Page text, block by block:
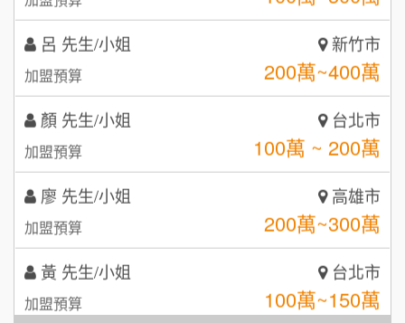
6 鼎威維修
7 88thai發發泰-泰式飯行家
8 呷尚寶
9 SHARE TEA歇腳亭
10 TEA TOP台灣第一味
呂 先生/小姐 新竹市
加盟預算 200萬~400萬
顏 先生/小姐 台北市
加盟預算 100萬 ~ 200萬
廖 先生/小姐 高雄市
加盟預算 200萬~300萬
黃 先生/小姐 台北市
加盟預算 100萬~150萬
【曉妍美妝】誠徵行政櫃檯
自助洗衣店誠徵代洗收送人員(台中市)
MUSHEN徵SPA美容芳療師
日十。早午食加盟說明會
拾鑶火鍋加盟說明會
全家加盟說明會